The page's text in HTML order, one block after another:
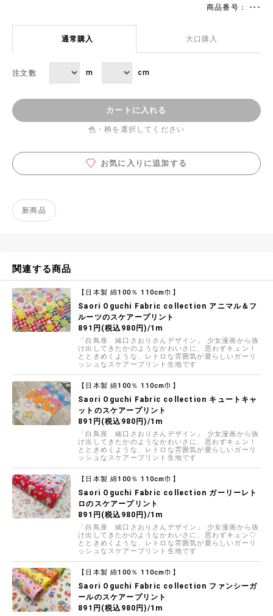
商品番号： ---
通常購入 大口購入
注文数 m cm
カートに入れる
色・柄を選択してください
お気に入りに追加する
新商品
関連する商品
【日本製 綿100％ 110cm巾】
Saori Oguchi Fabric collection アニマル＆フ
ルーツのスケアープリント
891円(税込980円)/1m
「白鳥座 緒口さおりさんデザイン」 少女漫画から抜
け出してきたかのようなかわいさに、思わずキュン！
とときめくような、レトロな雰囲気が愛らしいガーリ
ッシュなスケアープリント生地です
【日本製 綿100％ 110cm巾】
Saori Oguchi Fabric collection キュートキャ
ットのスケアープリント
891円(税込980円)/1m
「白鳥座 緒口さおりさんデザイン」 少女漫画から抜
け出してきたかのようなかわいさに、思わずキュン！
とときめくような、レトロな雰囲気が愛らしいガーリ
ッシュなスケアープリント生地です
【日本製 綿100％ 110cm巾】
Saori Oguchi Fabric collection ガーリーレト
ロのスケアープリント
891円(税込980円)/1m
「白鳥座 緒口さおりさんデザイン」 少女漫画から抜
け出してきたかのようなかわいさに、思わずキュン♡
とときめくような、レトロな雰囲気が愛らしいガーリ
ッシュなスケアープリント生地です
【日本製 綿100％ 110cm巾】
Saori Oguchi Fabric collection ファンシーガ
ールのスケアープリント
891円(税込980円)/1m